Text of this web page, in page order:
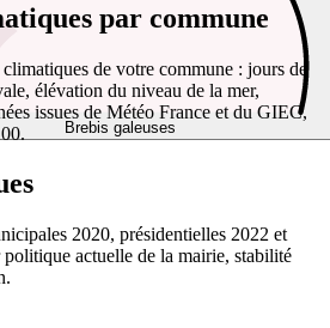
Brebis galeuses
par commune
de votre commune : jours de
élévation du niveau de la mer,
issues de Météo France et du GIEC,
2020, présidentielles 2022 et
actuelle de la mairie, stabilité